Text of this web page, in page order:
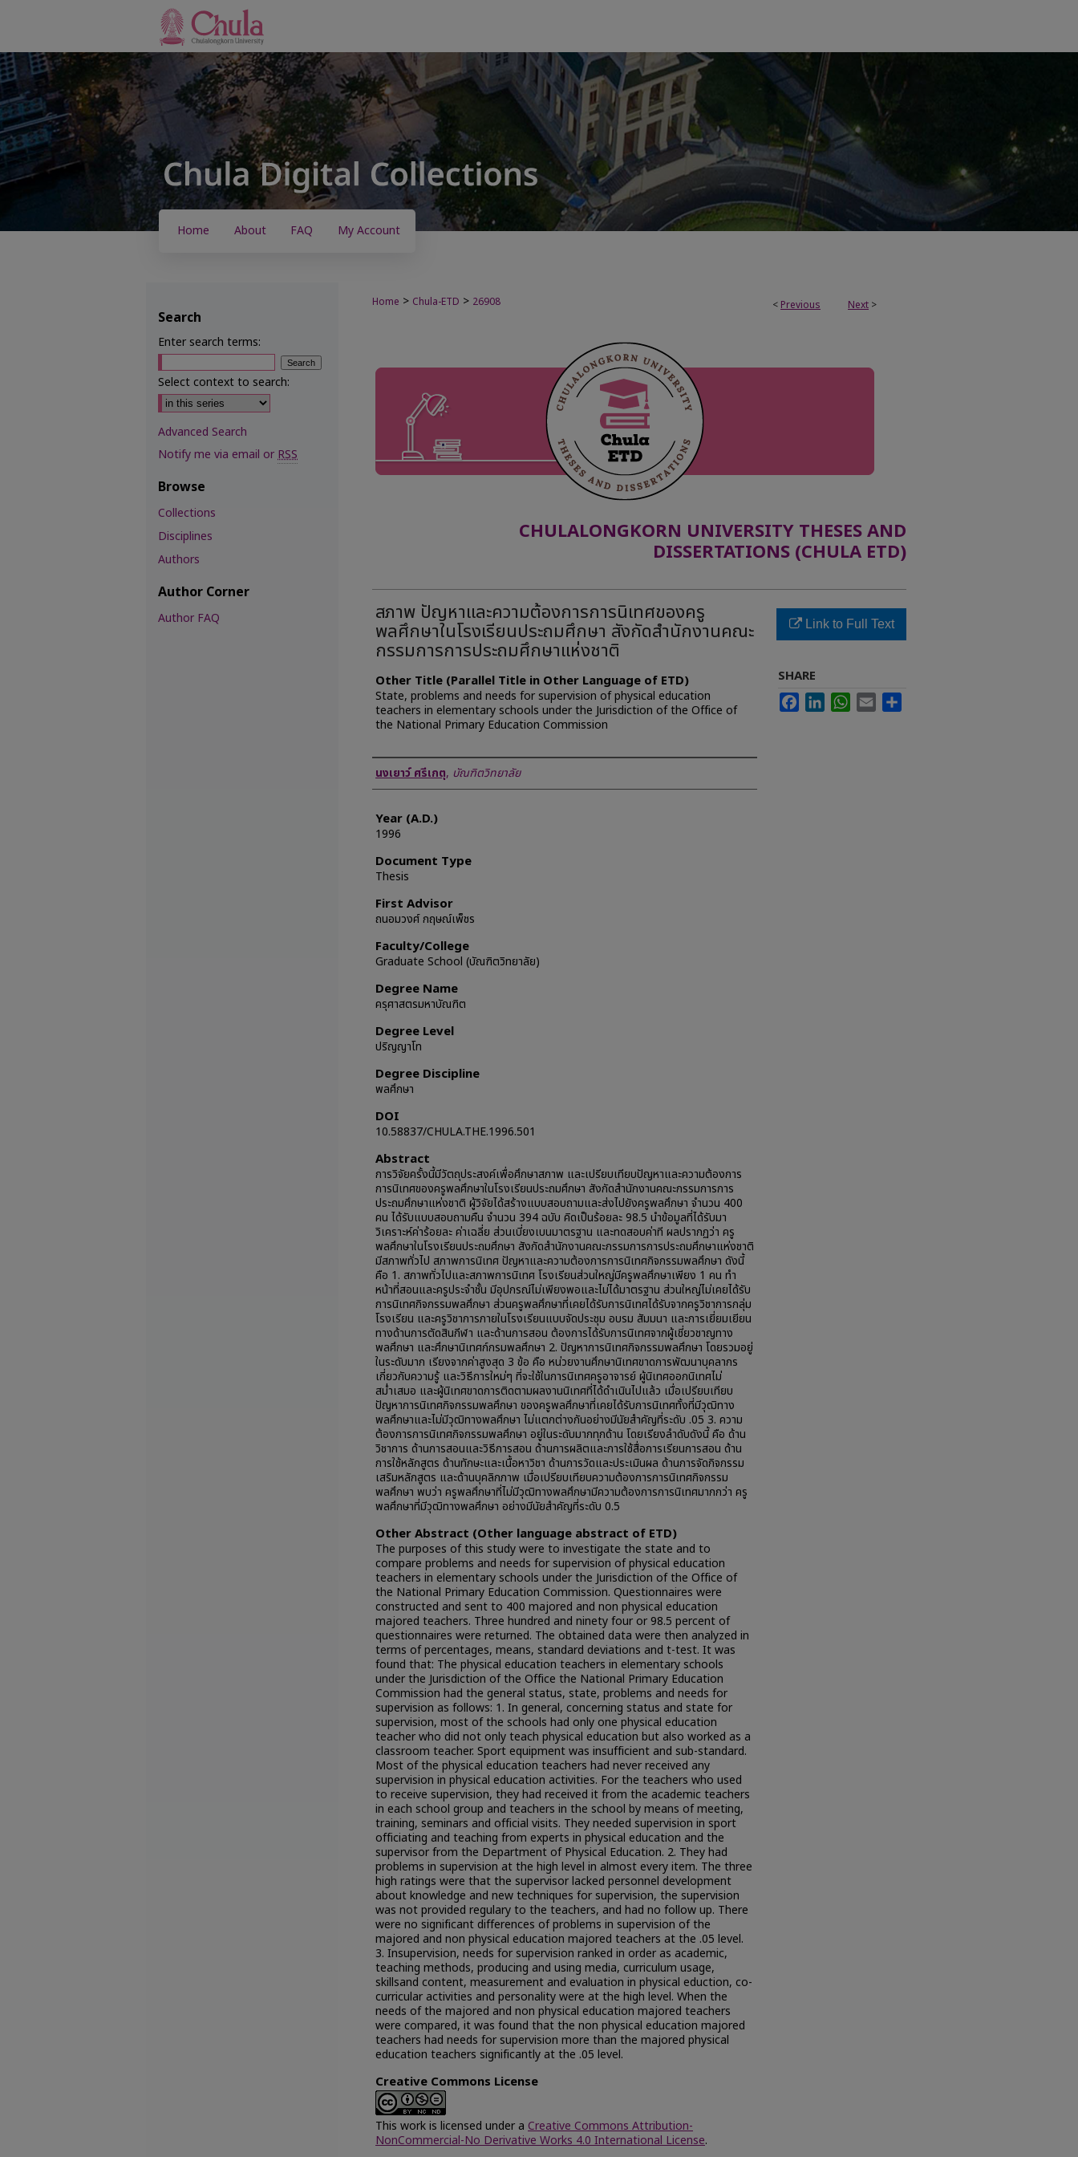
Home About FAQ My Account
< Previous Next >
Home > Chula-ETD > 26908
CHULALONGKORN UNIVERSITY THESES AND
DISSERTATIONS (CHULA ETD)
สภาพ ปัญหาและความต้องการการนิเทศของครู
พลศึกษาในโรงเรียนประถมศึกษา สังกัดสำนักงานคณะ
กรรมการการประถมศึกษาแห่งชาติ
Other Title (Parallel Title in Other Language of ETD)
State, problems and needs for supervision of physical education
teachers in elementary schools under the Jurisdiction of the Office of
the National Primary Education Commission
Author
นงเยาว์ ศรีเกตุ, บัณฑิตวิทยาลัย
Year (A.D.)
1996
Document Type
Thesis
First Advisor
ถนอมวงศ์ กฤษณ์เพ็ชร
Faculty/College
Graduate School (บัณฑิตวิทยาลัย)
Degree Name
ครุศาสตรมหาบัณฑิต
Degree Level
ปริญญาโท
Degree Discipline
พลศึกษา
DOI
10.58837/CHULA.THE.1996.501
Abstract
การวิจัยครั้งนี้มีวัตถุประสงค์เพื่อศึกษาสภาพ และเปรียบเทียบปัญหาและความต้องการ
การนิเทศของครูพลศึกษาในโรงเรียนประถมศึกษา สังกัดสำนักงานคณะกรรมการการ
ประถมศึกษาแห่งชาติ ผู้วิจัยได้สร้างแบบสอบถามและส่งไปยังครูพลศึกษา จำนวน 400
คน ได้รับแบบสอบถามคืน จำนวน 394 ฉบับ คิดเป็นร้อยละ 98.5 นำข้อมูลที่ได้รับมา
วิเคราะห์ค่าร้อยละ ค่าเฉลี่ย ส่วนเบี่ยงเบนมาตรฐาน และทดสอบค่าที ผลปรากฏว่า ครู
พลศึกษาในโรงเรียนประถมศึกษา สังกัดสำนักงานคณะกรรมการการประถมศึกษาแห่งชาติ
มีสภาพทั่วไป สภาพการนิเทศ ปัญหาและความต้องการการนิเทศกิจกรรมพลศึกษา ดังนี้
คือ 1. สภาพทั่วไปและสภาพการนิเทศ โรงเรียนส่วนใหญ่มีครูพลศึกษาเพียง 1 คน ทำ
หน้าที่สอนและครูประจำชั้น มีอุปกรณ์ไม่เพียงพอและไม่ได้มาตรฐาน ส่วนใหญ่ไม่เคยได้รับ
การนิเทศกิจกรรมพลศึกษา ส่วนครูพลศึกษาที่เคยได้รับการนิเทศได้รับจากครูวิชาการกลุ่ม
โรงเรียน และครูวิชาการภายในโรงเรียนแบบจัดประชุม อบรม สัมมนา และการเยี่ยมเยียน
ทางด้านการตัดสินกีฬา และด้านการสอน ต้องการได้รับการนิเทศจากผู้เชี่ยวชาญทาง
พลศึกษา และศึกษานิเทศก์กรมพลศึกษา 2. ปัญหาการนิเทศกิจกรรมพลศึกษา โดยรวมอยู่
ในระดับมาก เรียงจากค่าสูงสุด 3 ข้อ คือ หน่วยงานศึกษานิเทศขาดการพัฒนาบุคลากร
เกี่ยวกับความรู้ และวิธีการใหม่ๆ ที่จะใช้ในการนิเทศครูอาจารย์ ผู้นิเทศออกนิเทศไม่
สม่ำเสมอ และผู้นิเทศขาดการติดตามผลงานนิเทศที่ได้ดำเนินไปแล้ว เมื่อเปรียบเทียบ
ปัญหาการนิเทศกิจกรรมพลศึกษา ของครูพลศึกษาที่เคยได้รับการนิเทศทั้งที่มีวุฒิทาง
พลศึกษาและไม่มีวุฒิทางพลศึกษา ไม่แตกต่างกันอย่างมีนัยสำคัญที่ระดับ .05 3. ความ
ต้องการการนิเทศกิจกรรมพลศึกษา อยู่ในระดับมากทุกด้าน โดยเรียงลำดับดังนี้ คือ ด้าน
วิชาการ ด้านการสอนและวิธีการสอน ด้านการผลิตและการใช้สื่อการเรียนการสอน ด้าน
การใช้หลักสูตร ด้านทักษะและเนื้อหาวิชา ด้านการวัดและประเมินผล ด้านการจัดกิจกรรม
เสริมหลักสูตร และด้านบุคลิกภาพ เมื่อเปรียบเทียบความต้องการการนิเทศกิจกรรม
พลศึกษา พบว่า ครูพลศึกษาที่ไม่มีวุฒิทางพลศึกษามีความต้องการการนิเทศมากกว่า ครู
พลศึกษาที่มีวุฒิทางพลศึกษา อย่างมีนัยสำคัญที่ระดับ 0.5
Other Abstract (Other language abstract of ETD)
The purposes of this study were to investigate the state and to
compare problems and needs for supervision of physical education
teachers in elementary schools under the Jurisdiction of the Office of
the National Primary Education Commission. Questionnaires were
constructed and sent to 400 majored and non physical education
majored teachers. Three hundred and ninety four or 98.5 percent of
questionnaires were returned. The obtained data were then analyzed in
terms of percentages, means, standard deviations and t-test. It was
found that: The physical education teachers in elementary schools
under the Jurisdiction of the Office the National Primary Education
Commission had the general status, state, problems and needs for
supervision as follows: 1. In general, concerning status and state for
supervision, most of the schools had only one physical education
teacher who did not only teach physical education but also worked as a
classroom teacher. Sport equipment was insufficient and sub-standard.
Most of the physical education teachers had never received any
supervision in physical education activities. For the teachers who used
to receive supervision, they had received it from the academic teachers
in each school group and teachers in the school by means of meeting,
training, seminars and official visits. They needed supervision in sport
officiating and teaching from experts in physical education and the
supervisor from the Department of Physical Education. 2. They had
problems in supervision at the high level in almost every item. The three
high ratings were that the supervisor lacked personnel development
about knowledge and new techniques for supervision, the supervision
was not provided regulary to the teachers, and had no follow up. There
were no significant differences of problems in supervision of the
majored and non physical education majored teachers at the .05 level.
3. Insupervision, needs for supervision ranked in order as academic,
teaching methods, producing and using media, curriculum usage,
skillsand content, measurement and evaluation in physical eduction, co-
curricular activities and personality were at the high level. When the
needs of the majored and non physical education majored teachers
were compared, it was found that the non physical education majored
teachers had needs for supervision more than the majored physical
education teachers significantly at the .05 level.
Creative Commons License
This work is licensed under a Creative Commons Attribution-
NonCommercial-No Derivative Works 4.0 International License.
Link to Full Text
SHARE
FacebookLinkedInWhatsApp
Email
Search
Enter search terms:
Select context to search:
Advanced Search
Notify me via email orRSS
Browse
Collections
Disciplines
Authors
Author Corner
Author FAQ